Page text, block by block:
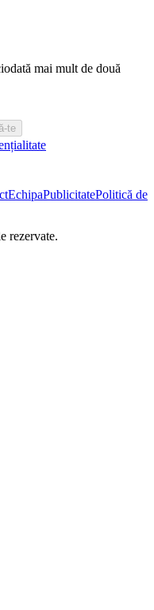
mai mult de două
te
EchipaPublicitatePolitică de
rezervate.